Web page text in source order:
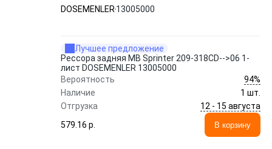
DOSEMENLER 13005000
Лучшее предложение
Рессора задняя MB Sprinter 209-318CD-->06 1-
лист DOSEMENLER 13005000
Вероятность
94%
Наличие
1 шт.
Отгрузка
12 - 15 августа
579.16 p.
В корзину